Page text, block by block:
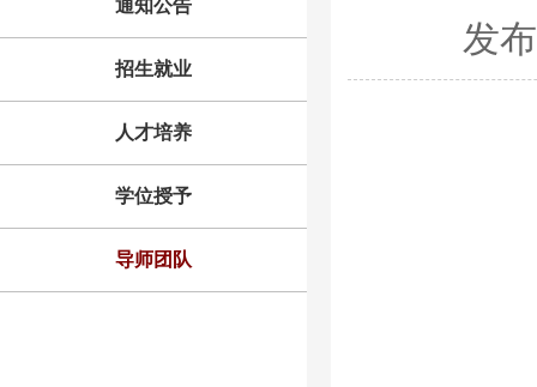
通知公告
招生就业
人才培养
学位授予
导师团队
发